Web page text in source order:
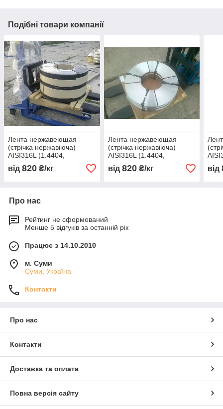
Подібні товари компанії
Лента нержавеющая
(стрічка нержавіюча)
AISI316L (1.4404,
03Х16Н15М3) мякгая 400
х 0,93
від 820 ₴/кг
Лента нержавеющая
(стрічка нержавіюча)
AISI316L (1.4404,
03Х16Н15М3) мякгая 400
х 0,94
від 820₴/кг
х
від
Про нас
Рейтинг не сформований
Менше 5 відгуків за останній рік
Працює з 14.10.2010
м. Суми
Суми, Україна
Контакти
Про нас
Контакти
Доставка та оплата
Повна версія сайту